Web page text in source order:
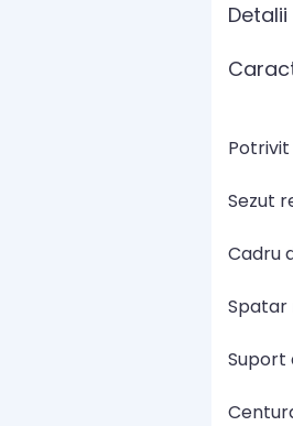
Potrivit
Sezut
Cadru
Spatar
Suport